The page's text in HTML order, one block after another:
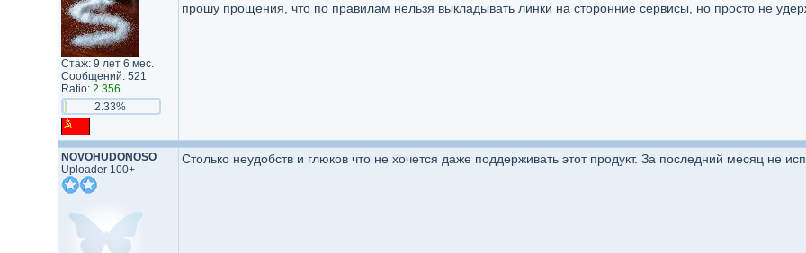
Стаж: 9 лет 6 мес.
Сообщений: 521
Ratio: 2.356
2.33%
прошу прощения, что по правилам нельзя выкладывать линки на сторонние сервисы, но просто не
NOVOHUDONOSO
Uploader 100+
Столько неудобств и глюков что не хочется даже поддерживать этот продукт. За последний месяц не